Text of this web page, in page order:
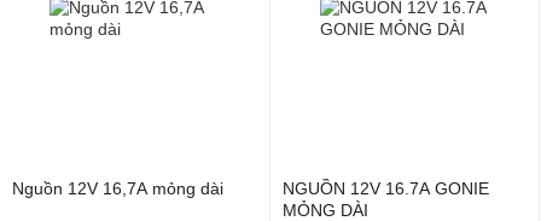
Nguồn 12V 16,7A mỏng dài
NGUỒN 12V 16.7A GONIE
MỎNG DÀI